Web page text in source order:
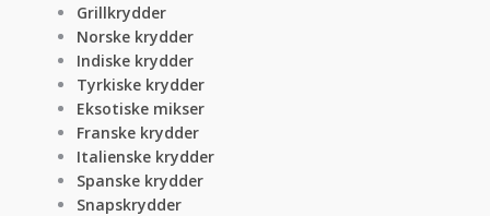
Grillkrydder
Norske krydder
Indiske krydder
Tyrkiske krydder
Eksotiske mikser
Franske krydder
Italienske krydder
Spanske krydder
Snapskrydder